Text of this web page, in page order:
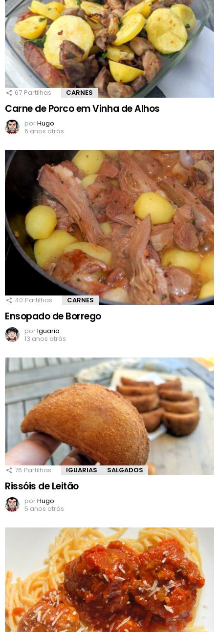
67 Partilhas CARNES
Carne de Porco em Vinha de Alhos
porHugo
6 anos atrás
40 Partilhas CARNES
Ensopado de Borrego
porIguaria
13 anos atrás
76 Partilhas IGUARIAS SALGADOS
Rissóis de Leitão
porHugo
5 anos atrás